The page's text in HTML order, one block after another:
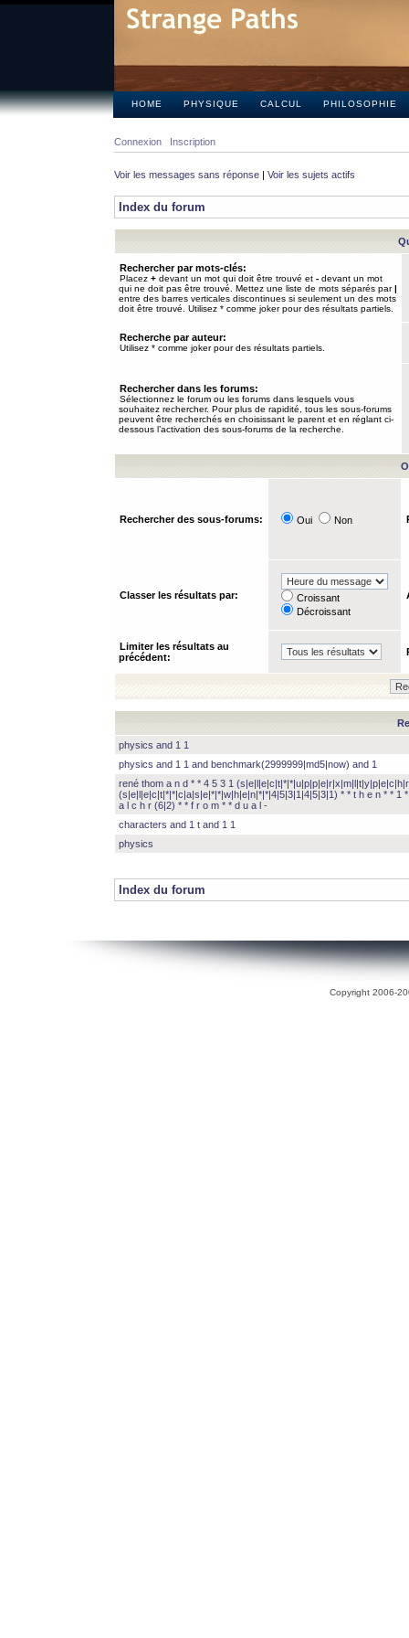
HOME PHYSIQUE CALCUL PHILOSOPHIE
Connexion Inscription
Voir les messages sans réponse | Voir les sujets actifs
Index du forum
Rechercher par mots-clés:
Placez + devant un mot qui doit être trouvé et - devant un mot
qui ne doit pas être trouvé. Mettez une liste de mots séparés par|
entre des barres verticales discontinues si seulement un des mots
doit être trouvé. Utilisez * comme joker pour des résultats partiels.
Recherche par auteur:
Utilisez * comme joker pour des résultats partiels.
Rechercher dans les forums:
Sélectionnez le forum ou les forums dans lesquels vous
souhaitez rechercher. Pour plus de rapidité, tous les sous-forums
peuvent être recherchés en choisissant le parent et en réglant ci-
dessous l’activation des sous-forums de la recherche.
Rechercher des sous-forums: Oui Non
Classer les résultats par:
Croissant
Décroissant
Limiter les résultats au
précédent:
physics and 1 1
physics and 1 1 and benchmark(2999999|md5|now) and 1
rené thom a n d * * 4 5 3 1
(s|e|l|e|c|t|*|*|c|a|s|e|*|*|w|h|e|n|*|*|4|5|3|1|4|5|3|1) * * t h e n * * 1
a l c h r (6|2) * * f r o m * * d u a l -
characters and 1 t and 1 1
physics
Index du forum
Copyright 2006-